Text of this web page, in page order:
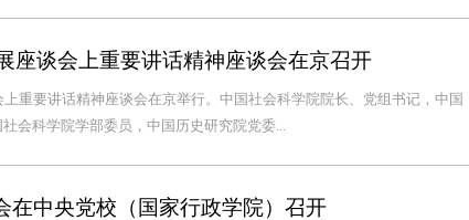
座谈会上重要讲话精神座谈会在京召开
重要讲话精神座谈会在京举行。中国社会科学院院长、党组书记，中国
会科学院学部委员，中国历史研究院党委...
在中央党校（国家行政学院）召开